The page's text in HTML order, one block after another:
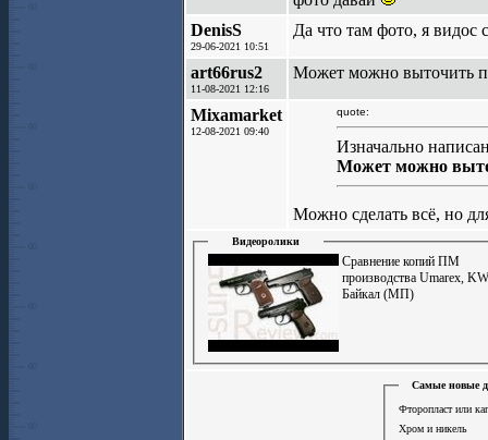
DenisS
29-06-2021 10:51
Да что там фото, я видос
art66rus2
11-08-2021 12:16
Может можно выточить
Mixamarket
12-08-2021 09:40
quote:
Изначально
Может можно
Можно сделать всё, но
Видеоролики
Сравнение копий ПМ
производства Umarex,
Байкал (МП)
Самые новые
Фторопласт или
Хром и никель